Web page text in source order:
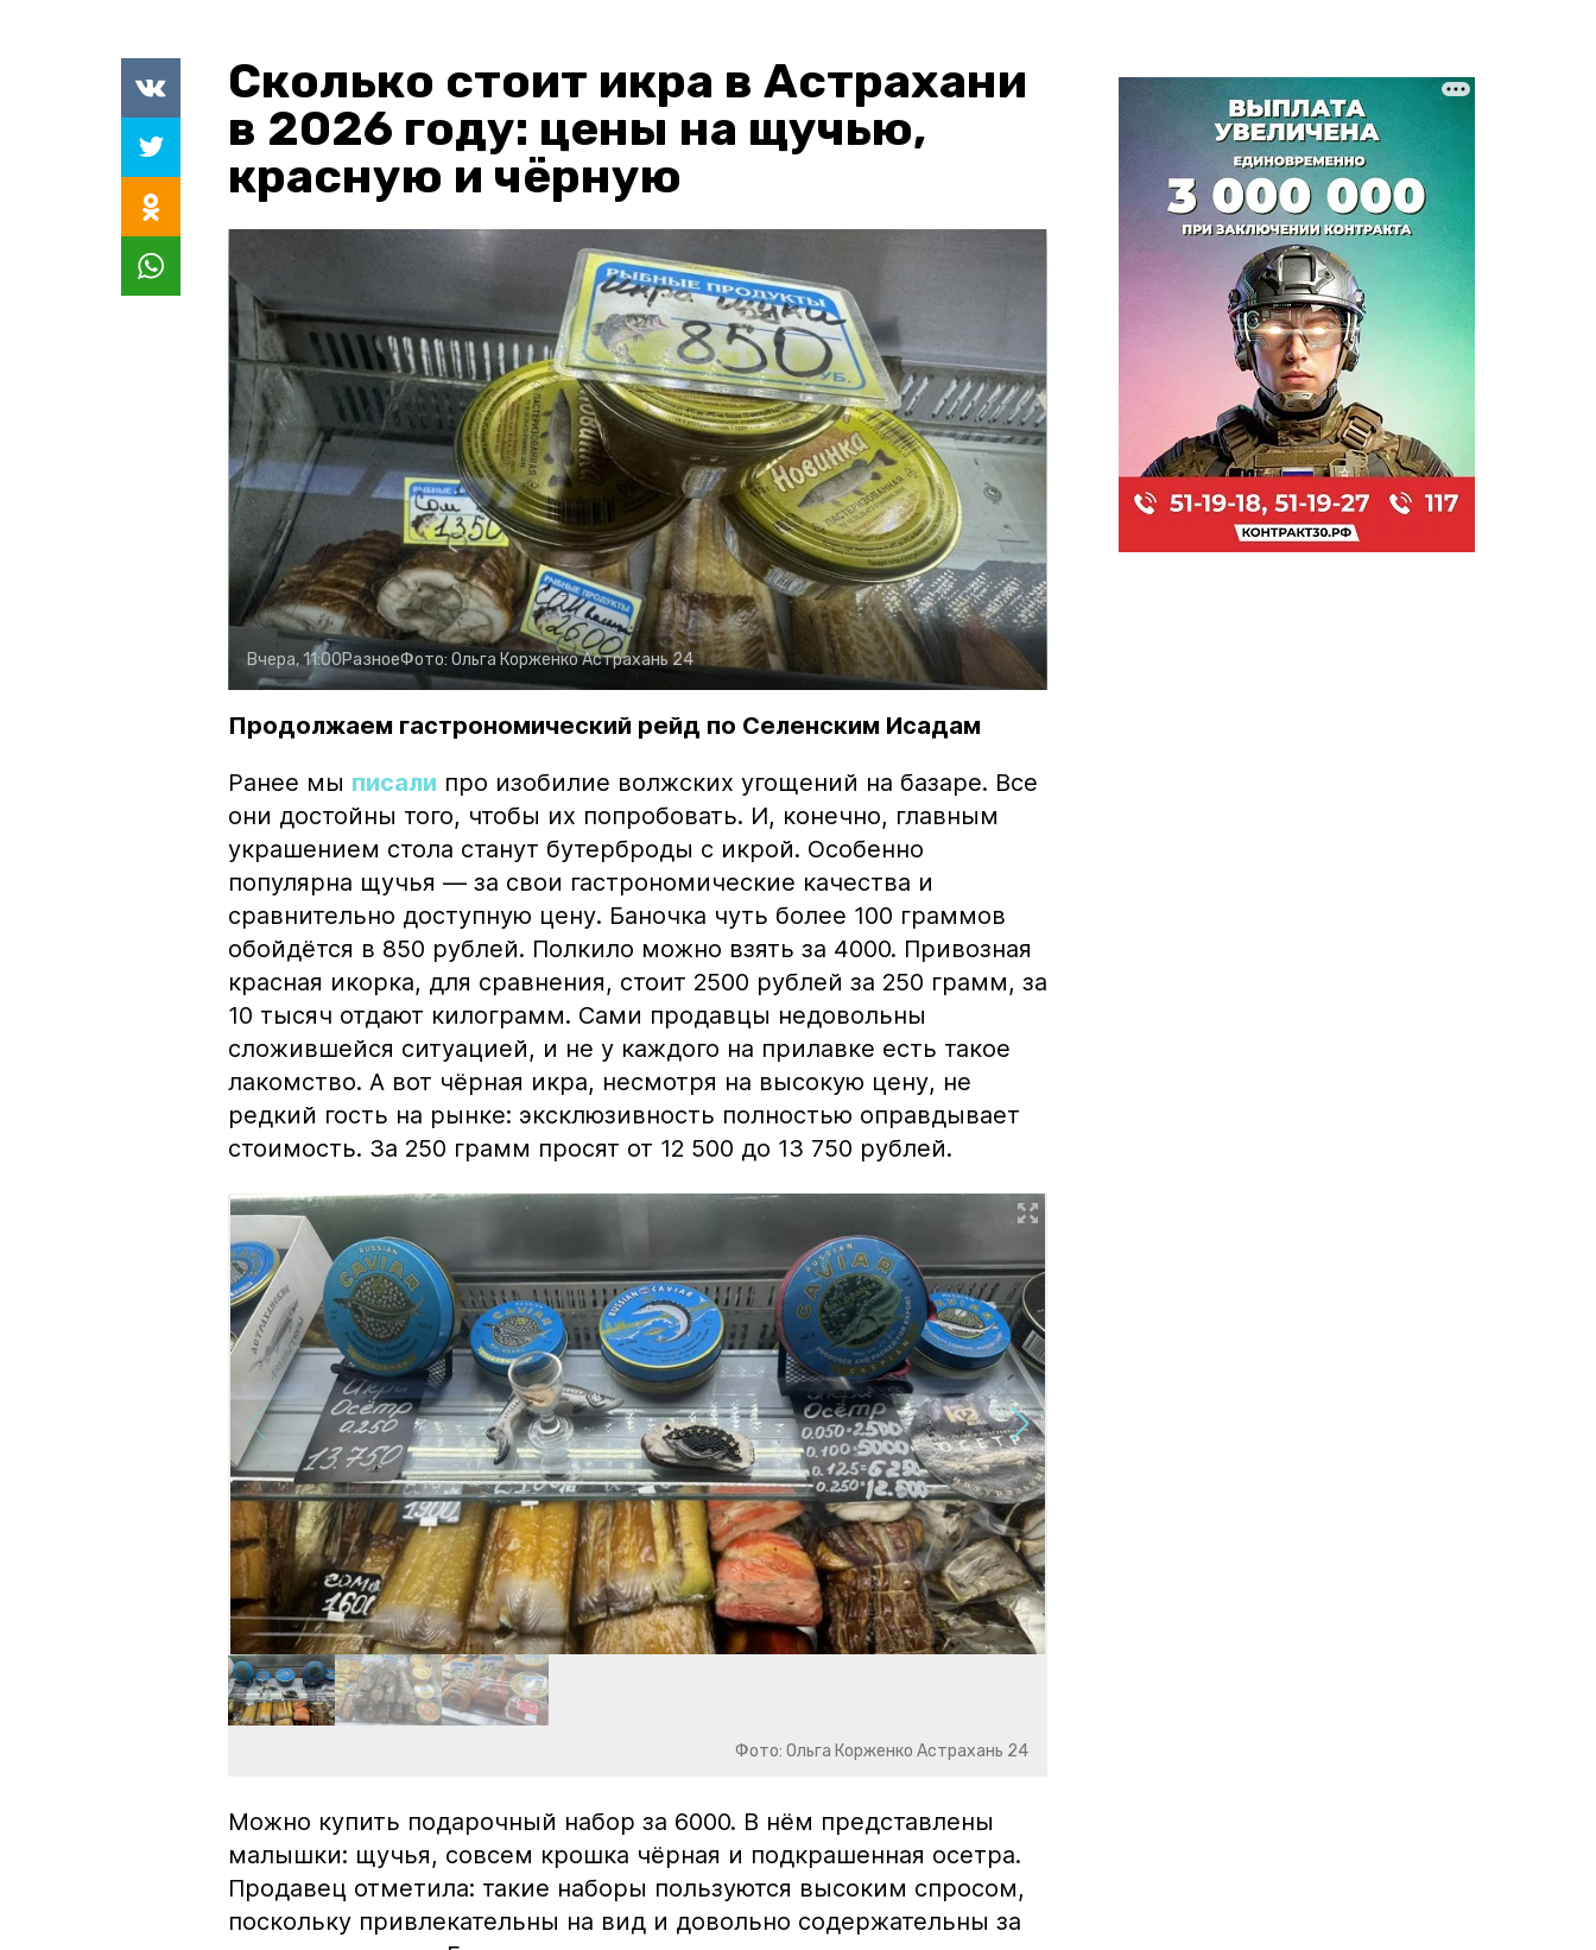
Сколько стоит икра в Астрахани
в 2026 году: цены на щучью,
красную и чёрную
Вчера, 11:00РазноеФото: Ольга КорженкоАстрахань 24
Продолжаем гастрономический рейд по Селенским Исадам
Ранее мы писали про изобилие волжских угощений на базаре. Все
они достойны того, чтобы их попробовать. И, конечно, главным
украшением стола станут бутерброды с икрой. Особенно
популярна щучья — за свои гастрономические качества и
сравнительно доступную цену. Баночка чуть более 100 граммов
обойдётся в 850 рублей. Полкило можно взять за 4000. Привозная
красная икорка, для сравнения, стоит 2500 рублей за 250 грамм, за
10 тысяч отдают килограмм. Сами продавцы недовольны
сложившейся ситуацией, и не у каждого на прилавке есть такое
лакомство. А вот чёрная икра, несмотря на высокую цену, не
редкий гость на рынке: эксклюзивность полностью оправдывает
стоимость. За 250 грамм просят от 12 500 до 13 750 рублей.
Фото: Ольга Корженко Астрахань 24
Можно купить подарочный набор за 6000. В нём представлены
малышки: щучья, совсем крошка чёрная и подкрашенная осетра.
Продавец отметила: такие наборы пользуются высоким спросом,
поскольку привлекательны на вид и довольно содержательны за